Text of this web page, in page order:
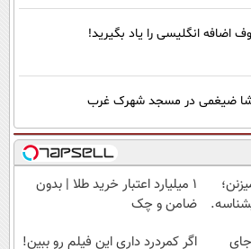
اضافه انگلیسی را یاد بگیرید!
ضیغمی در مسجد شهرک غرب
۱ میلیارد اعتبار خرید طلا | بدون
ضامن و چک
اگر کمردرد داری این فیلم رو ببین!